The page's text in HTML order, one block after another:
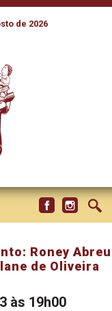
de 2026
Roney Abreu
de Oliveira
às 19h00